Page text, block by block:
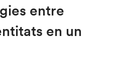
entre
en un